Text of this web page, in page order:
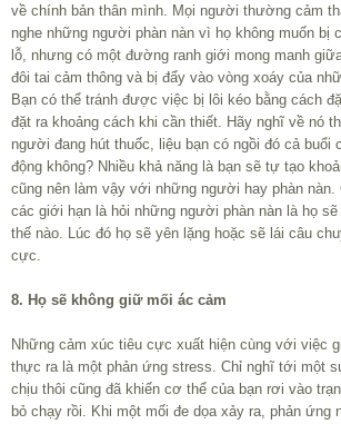
về chính bản thân mình. Mọi người thường cảm
nghe những người phàn nàn vì họ không muốn bị
lỗ, nhưng có một đường ranh giới mong manh
đôi tai cảm thông và bị đẩy vào vòng xoáy của
Bạn có thể tránh được việc bị lôi kéo bằng cách
đặt ra khoảng cách khi cần thiết. Hãy nghĩ về nó
người đang hút thuốc, liệu bạn có ngồi đó cả buổi
động không? Nhiều khả năng là bạn sẽ tự tạo
cũng nên làm vậy với những người hay phàn nàn.
các giới hạn là hỏi những người phàn nàn là họ
thế nào. Lúc đó họ sẽ yên lặng hoặc sẽ lái câu
cực.
8. Họ sẽ không giữ mối ác cảm
Những cảm xúc tiêu cực xuất hiện cùng với việc
thực ra là một phản ứng stress. Chỉ nghĩ tới một
chịu thôi cũng đã khiến cơ thể của bạn rơi vào
bỏ chạy rồi. Khi một mối đe dọa xảy ra, phản ứng